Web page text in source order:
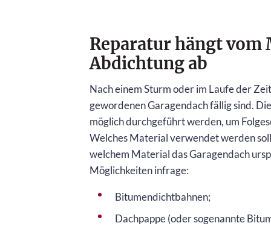
Reparatur hängt vom
Abdichtung ab
Nach einem Sturm oder im Laufe der
gewordenen Garagendach fällig sind.
möglich durchgeführt werden, um
Welches Material verwendet werden
welchem Material das Garagendach
Möglichkeiten infrage:
Bitumendichtbahnen;
Dachpappe (oder sogenannte